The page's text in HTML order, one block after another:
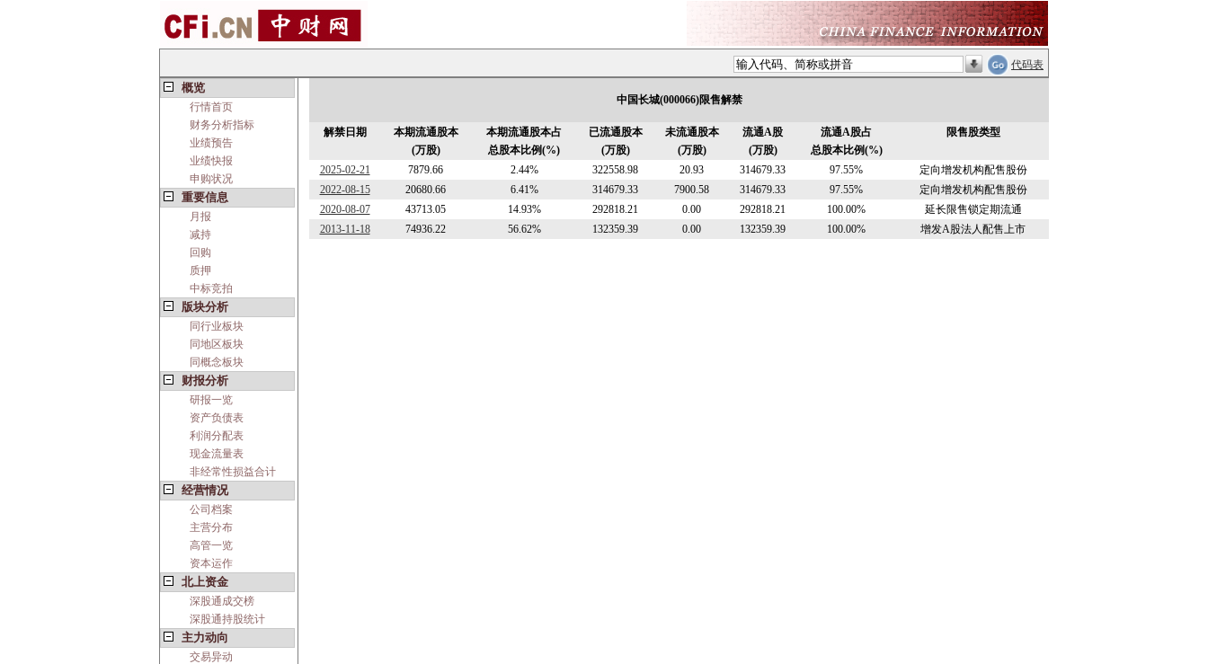
代码表
概览
行情首页
财务分析指标
业绩预告
业绩快报
申购状况
重要信息
月报
减持
回购
质押
中标竞拍
版块分析
同行业板块
同地区板块
同概念板块
财报分析
研报一览
资产负债表
利润分配表
现金流量表
非经常性损益合计
经营情况
公司档案
主营分布
高管一览
资本运作
北上资金
深股通成交榜
深股通持股统计
主力动向
交易异动
中国长城(000066)限售解禁
解禁日期
本期流通股本
(万股)
本期流通股本占
总股本比例(%)
已流通股本
(万股)
未流通股本
(万股)
流通A股
(万股)
流通A股占
总股本比例(%)
限售股类型
2025-02-21 7879.66 2.44% 322558.98 20.93 314679.33 97.55%
定向增发机构配售股份
2022-08-15
20680.66 6.41% 314679.33 7900.58 314679.33 97.55%
定向增发机构配售股份
2020-08-07
43713.05 14.93% 292818.21 0.00 292818.21 100.00%
延长限售锁定期流通
2013-11-18
74936.22 56.62% 132359.39 0.00 132359.39 100.00% 增发A股法人配售上市